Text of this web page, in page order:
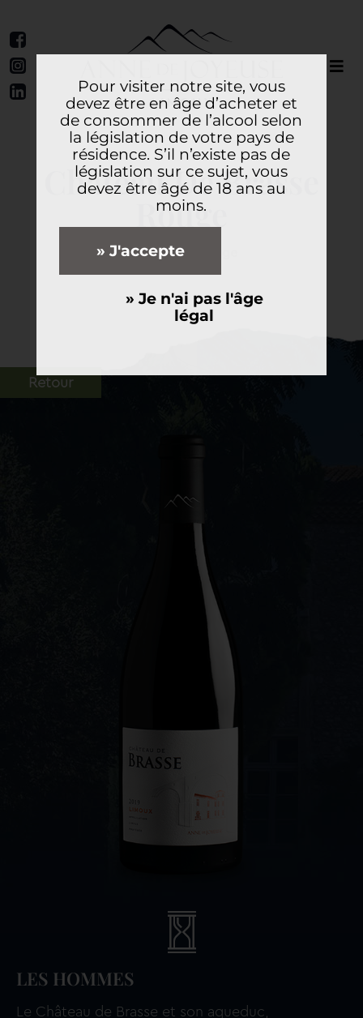
Pour visiter notre site, vous
devez être en âge d’acheter et
de consommer de l’alcool selon
la législation de votre pays de
résidence. S’il n’existe pas de
législation sur ce sujet, vous
devez être âgé de 18 ans au
moins.
» J'accepte
» Je n'ai pas l'âge
légal
Château De Brasse
Rouge
AOP Limoux rouge
Retour
LES HOMMES
Le Château de Brasse et son aqueduc,